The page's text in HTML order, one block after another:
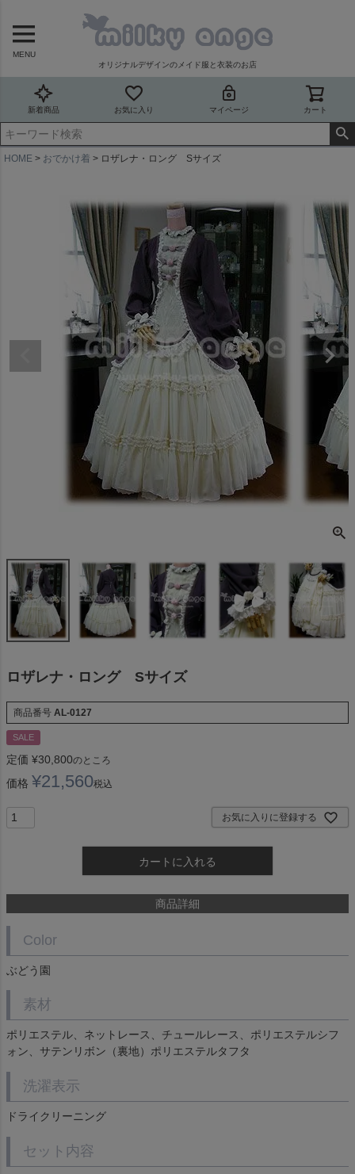
MENU
オリジナルデザインのメイド服と衣装のお店
新着商品 お気に入り マイページ カート
HOME おでかけ着 ロザレナ・ロング Sサイズ
ロザレナ・ロング Sサイズ
商品番号 AL-0127
SALE
定価 ¥30,800のところ
価格 ¥21,560税込
お気に入りに登録する
カートに入れる
商品詳細
Color
ぶどう園
素材
ポリエステル、ネットレース、チュールレース、ポリエステルシフ
ォン、サテンリボン（裏地）ポリエステルタフタ
洗濯表示
ドライクリーニング
セット内容